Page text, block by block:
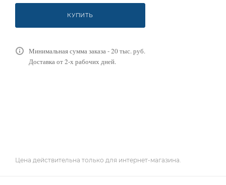
КУПИТЬ
Минимальная сумма заказа - 20 тыс. руб.
Доставка от 2-х рабочих дней.
Цена действительна только для интернет-магазина.